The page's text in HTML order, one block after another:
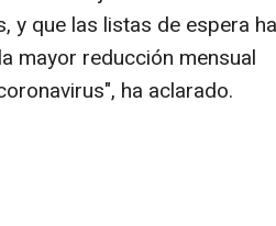
y que las listas de espera
mayor reducción mensual
ha aclarado.